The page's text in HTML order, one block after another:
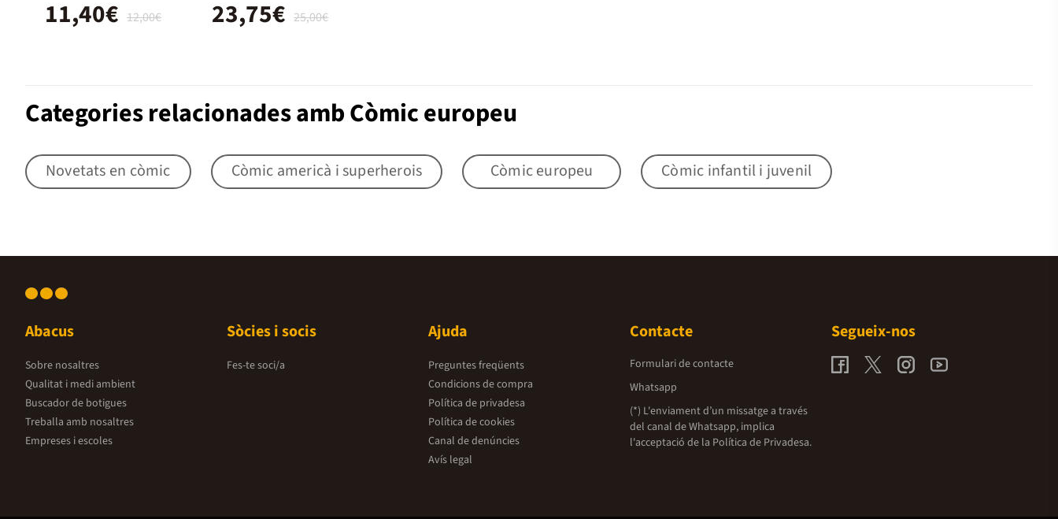
12,00€
11,40€ 25,00€
23,75€
Categories relacionades amb Còmic europeu
Novetats en còmic Còmic americà i superherois Còmic europeu Còmic infantil i juvenil
Abacus
Sobre nosaltres
Qualitat i medi ambient
Buscador de botigues
Treballa amb nosaltres
Empreses i escoles
Sòcies i socis
Fes-te soci/a
Ajuda
Preguntes freqüents
Condicions de compra
Política de privadesa
Política de cookies
Canal de denúncies
Avís legal
Contacte
Formulari de contacte
Whatsapp
(*) L'enviament d’un missatge a través
del canal de Whatsapp, implica
l'acceptació de la Política de Privadesa.
Segueix-nos